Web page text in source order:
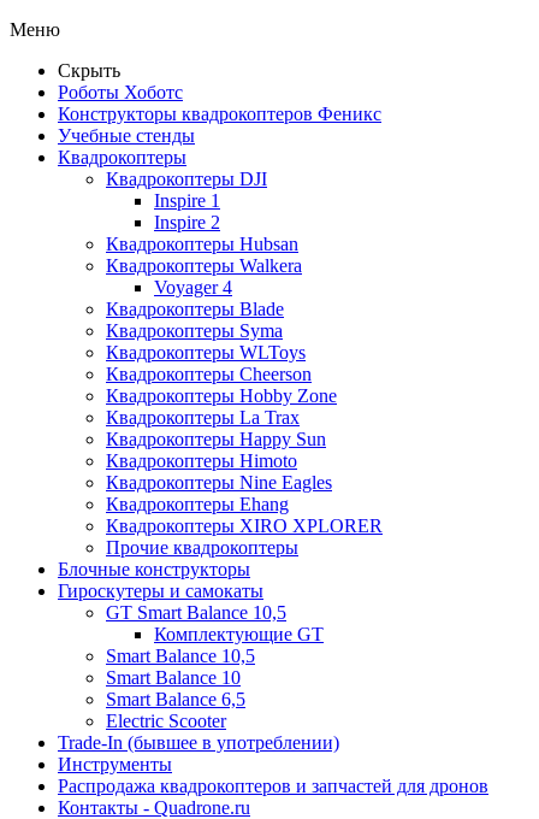
Меню
Скрыть
Роботы Хоботс
Конструкторы квадрокоптеров Феникс
Учебные стенды
Квадрокоптеры
Квадрокоптеры DJI
Inspire 1
Inspire 2
Квадрокоптеры Hubsan
Квадрокоптеры Walkera
Voyager 4
Квадрокоптеры Blade
Квадрокоптеры Syma
Квадрокоптеры WLToys
Квадрокоптеры Cheerson
Квадрокоптеры Hobby Zone
Квадрокоптеры La Trax
Квадрокоптеры Happy Sun
Квадрокоптеры Himoto
Квадрокоптеры Nine Eagles
Квадрокоптеры Ehang
Квадрокоптеры XIRO XPLORER
Прочие квадрокоптеры
Блочные конструкторы
Гироскутеры и самокаты
GT Smart Balance 10,5
Комплектующие GT
Smart Balance 10,5
Smart Balance 10
Smart Balance 6,5
Electric Scooter
Trade-In (бывшее в употреблении)
Инструменты
Распродажа квадрокоптеров и запчастей для дронов
Контакты - Quadrone.ru